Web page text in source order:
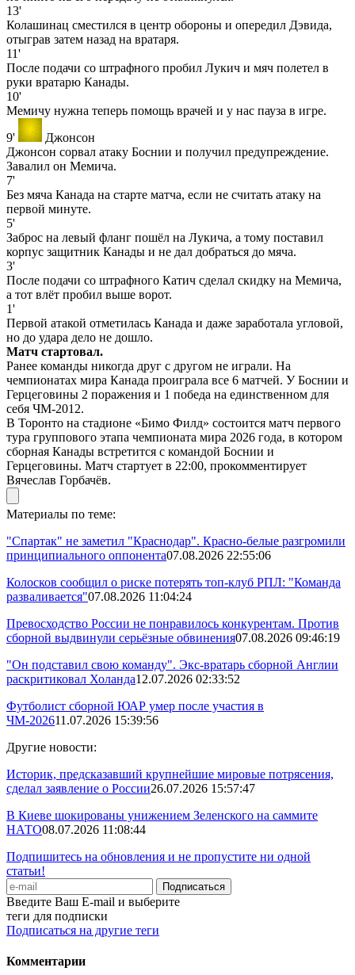
13'
Колашинац сместился в центр обороны и опередил Дэвида,
отыграв затем назад на вратаря.
11'
После подачи со штрафного пробил Лукич и мяч полетел в
руки вратарю Канады.
10'
Мемичу нужна теперь помощь врачей и у нас пауза в игре.
9'
Джонсон
Джонсон сорвал атаку Боснии и получил предупреждение.
Завалил он Мемича.
7'
Без мяча Канада на старте матча, если не считать атаку на
первой минуте.
5'
Заброс на левый фланг пошёл на Лукича, а тому поставил
корпус защитник Канады и не дал добраться до мяча.
3'
После подачи со штрафного Катич сделал скидку на Мемича,
а тот влёт пробил выше ворот.
1'
Первой атакой отметилась Канада и даже заработала угловой,
но до удара дело не дошло.
Матч стартовал.
Ранее команды никогда друг с другом не играли. На
чемпионатах мира Канада проиграла все 6 матчей. У Боснии и
Герцеговины 2 поражения и 1 победа на единственном для
себя ЧМ-2012.
В Торонто на стадионе «Бимо Филд» состоится матч первого
тура группового этапа чемпионата мира 2026 года, в котором
сборная Канады встретится с командой Боснии и
Герцеговины. Матч стартует в 22:00, прокомментирует
Вячеслав Горбачёв.
Материалы по теме:
"Спартак" не заметил "Краснодар". Красно-белые разгромили
принципиального оппонента07.08.2026 22:55:06
Колосков сообщил о риске потерять топ-клуб РПЛ: "Команда
разваливается"07.08.2026 11:04:24
Превосходство России не понравилось конкурентам. Против
сборной выдвинули серьёзные обвинения07.08.2026 09:46:19
"Он подставил свою команду". Экс-вратарь сборной Англии
раскритиковал Холанда12.07.2026 02:33:52
Футболист сборной ЮАР умер после участия в
ЧМ-202611.07.2026 15:39:56
Другие новости:
Историк, предсказавший крупнейшие мировые потрясения,
сделал заявление о России26.07.2026 15:57:47
В Киеве шокированы унижением Зеленского на саммите
НАТО08.07.2026 11:08:44
Подпишитесь на обновления и не пропустите ни одной
статьи!
Введите Ваш E-mail и выберите
теги для подписки
Подписаться на другие теги
Комментарии